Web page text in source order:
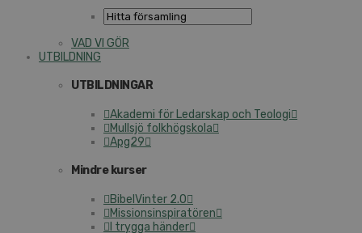
VAD VI GÖR
UTBILDNING
UTBILDNINGAR
Akademi för Ledarskap och Teologi
Mullsjö folkhögskola
Apg29
Mindre kurser
BibelVinter 2.0
Missionsinspiratören
I trygga händer